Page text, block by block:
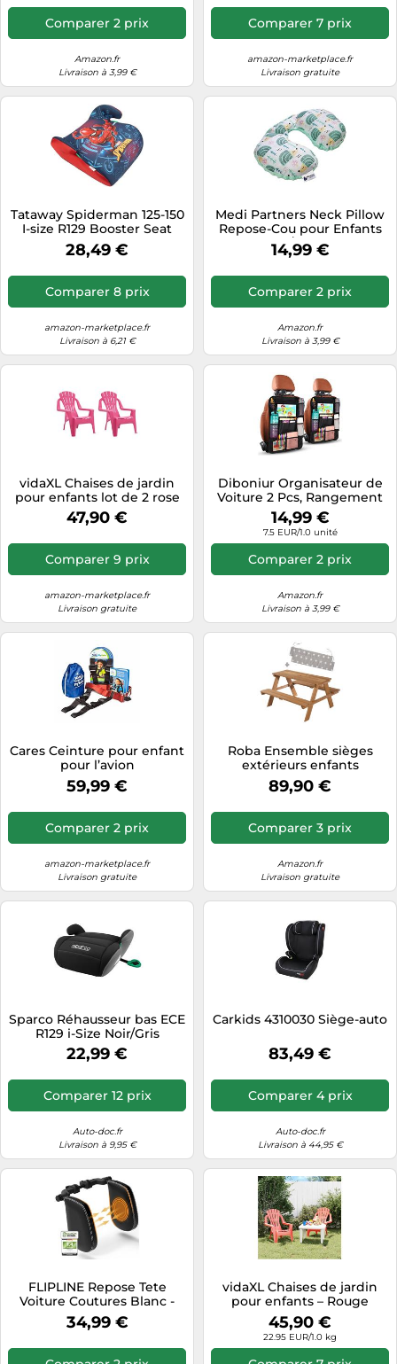
Nuque Tour du Voiture
Avion Bébé (Cerf en
Comparer 2 prix
Amazon.fr
Livraison à 3,99 €
Comparer 7 prix
amazon-marketplace.fr
Livraison gratuite
Tataway Spiderman 125-150
I-size R129 Booster Seat
Bleu Enfants
28,49 €
Comparer 8 prix
amazon-marketplace.fr
Livraison à 6,21 €
Medi Partners Neck Pillow
Repose-Cou pour Enfants
100% Coton/Minky Coussin
Cervical pour bébé pour
Voiture Voyager Sommeil
Cou Oreiller Sleeping Roll
Minky)
14,99 €
Comparer 2 prix
Amazon.fr
Livraison à 3,99 €
vidaXL Chaises de jardin
pour enfants lot de 2 rose
37x34x44 cm PP 364741
47,90 €
Comparer 9 prix
amazon-marketplace.fr
Livraison gratuite
Diboniur Organisateur de
Voiture 2 Pcs, Rangement
siege enfant avec 20
Poches, Protege pour
Tablette iPad 9.7'' & 10.5'',
Organiseur Jouets Livres,
Le Noir
14,99 €
7.5 EUR/1.0 unité
Comparer 2 prix
Amazon.fr
Livraison à 3,99 €
Cares Ceinture pour enfant
pour l’avion
59,99 €
Comparer 2 prix
amazon-marketplace.fr
Livraison gratuite
Roba Ensemble sièges
extérieurs enfants
Outdoor+ “Picknick for 4” –
Teck, bois massif, 4 places
89,90 €
Comparer 3 prix
Amazon.fr
Livraison gratuite
Sparco Réhausseur bas ECE
R129 i-Size Noir/Gris
22,99 €
Comparer 12 prix
Auto-doc.fr
Livraison à 9,95 €
Carkids 4310030 Siège-auto
83,49 €
Comparer 4 prix
Auto-doc.fr
Livraison à 44,95 €
FLIPLINE Repose Tete
Voiture Coutures Blanc -
Cale Tete Enfant Voiture -
Sensation de voyage
Adultes - Installation facile
34,99 €
vidaXL Chaises de jardin
pour enfants – Rouge
37x34x44 cm – PP – Lot de
2
45,90 €
22.95 EUR/1.0 kg